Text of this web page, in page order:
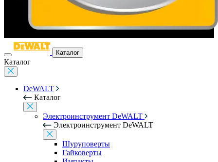
Каталог
Каталог
DeWALT
Каталог
Электроинструмент DeWALT
Электроинструмент DeWALT
Шуруповерты
Гайковерты